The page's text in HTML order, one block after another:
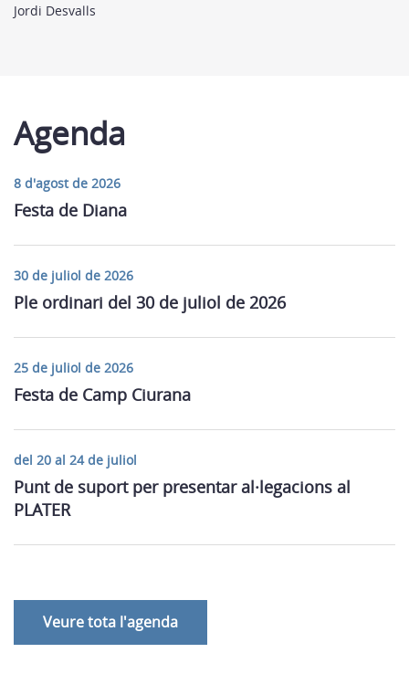
Jordi Desvalls
Agenda
8 d'agost de 2026
Festa de Diana
30 de juliol de 2026
Ple ordinari del 30 de juliol de 2026
25 de juliol de 2026
Festa de Camp Ciurana
del 20 al 24 de juliol
Punt de suport per presentar al·legacions al
PLATER
Veure tota l'agenda